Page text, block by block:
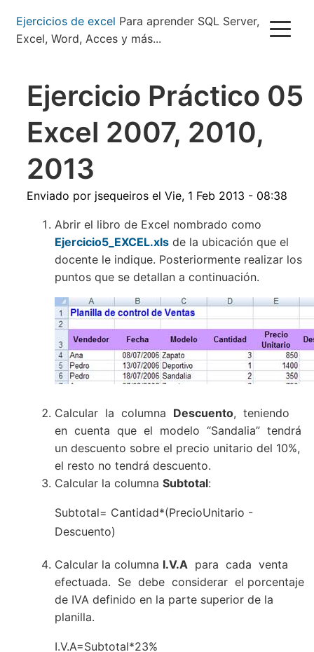
Pasar
contenido
Ejercicios de excel Para aprender SQL Server,
Excel, Word, Acces y más...
Ejercicio Práctico 05
Excel 2007, 2010,
2013
Enviado por jsequeiros el Vie, 1 Feb 2013 - 08:38
Abrir el libro de Excel nombrado como
Ejercicio5_EXCEL.xls de la ubicación que el
docente le indique. Posteriormente realizar los
puntos que se detallan a continuación.
Calcular la columna Descuento, teniendo
en cuenta que el modelo “Sandalia” tendrá
un descuento sobre el precio unitario del 10%,
el resto no tendrá descuento.
Calcular la columna Subtotal:
Subtotal= Cantidad*(PrecioUnitario -
Descuento)
Calcular la columna I.V.A para cada venta
efectuada. Se debe considerar el porcentaje
de IVA definido en la parte superior de la
planilla.
I.V.A=Subtotal*23%